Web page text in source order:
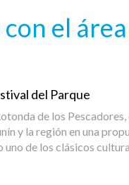
el
del Parque
de los
y la región en una
de los clásicos